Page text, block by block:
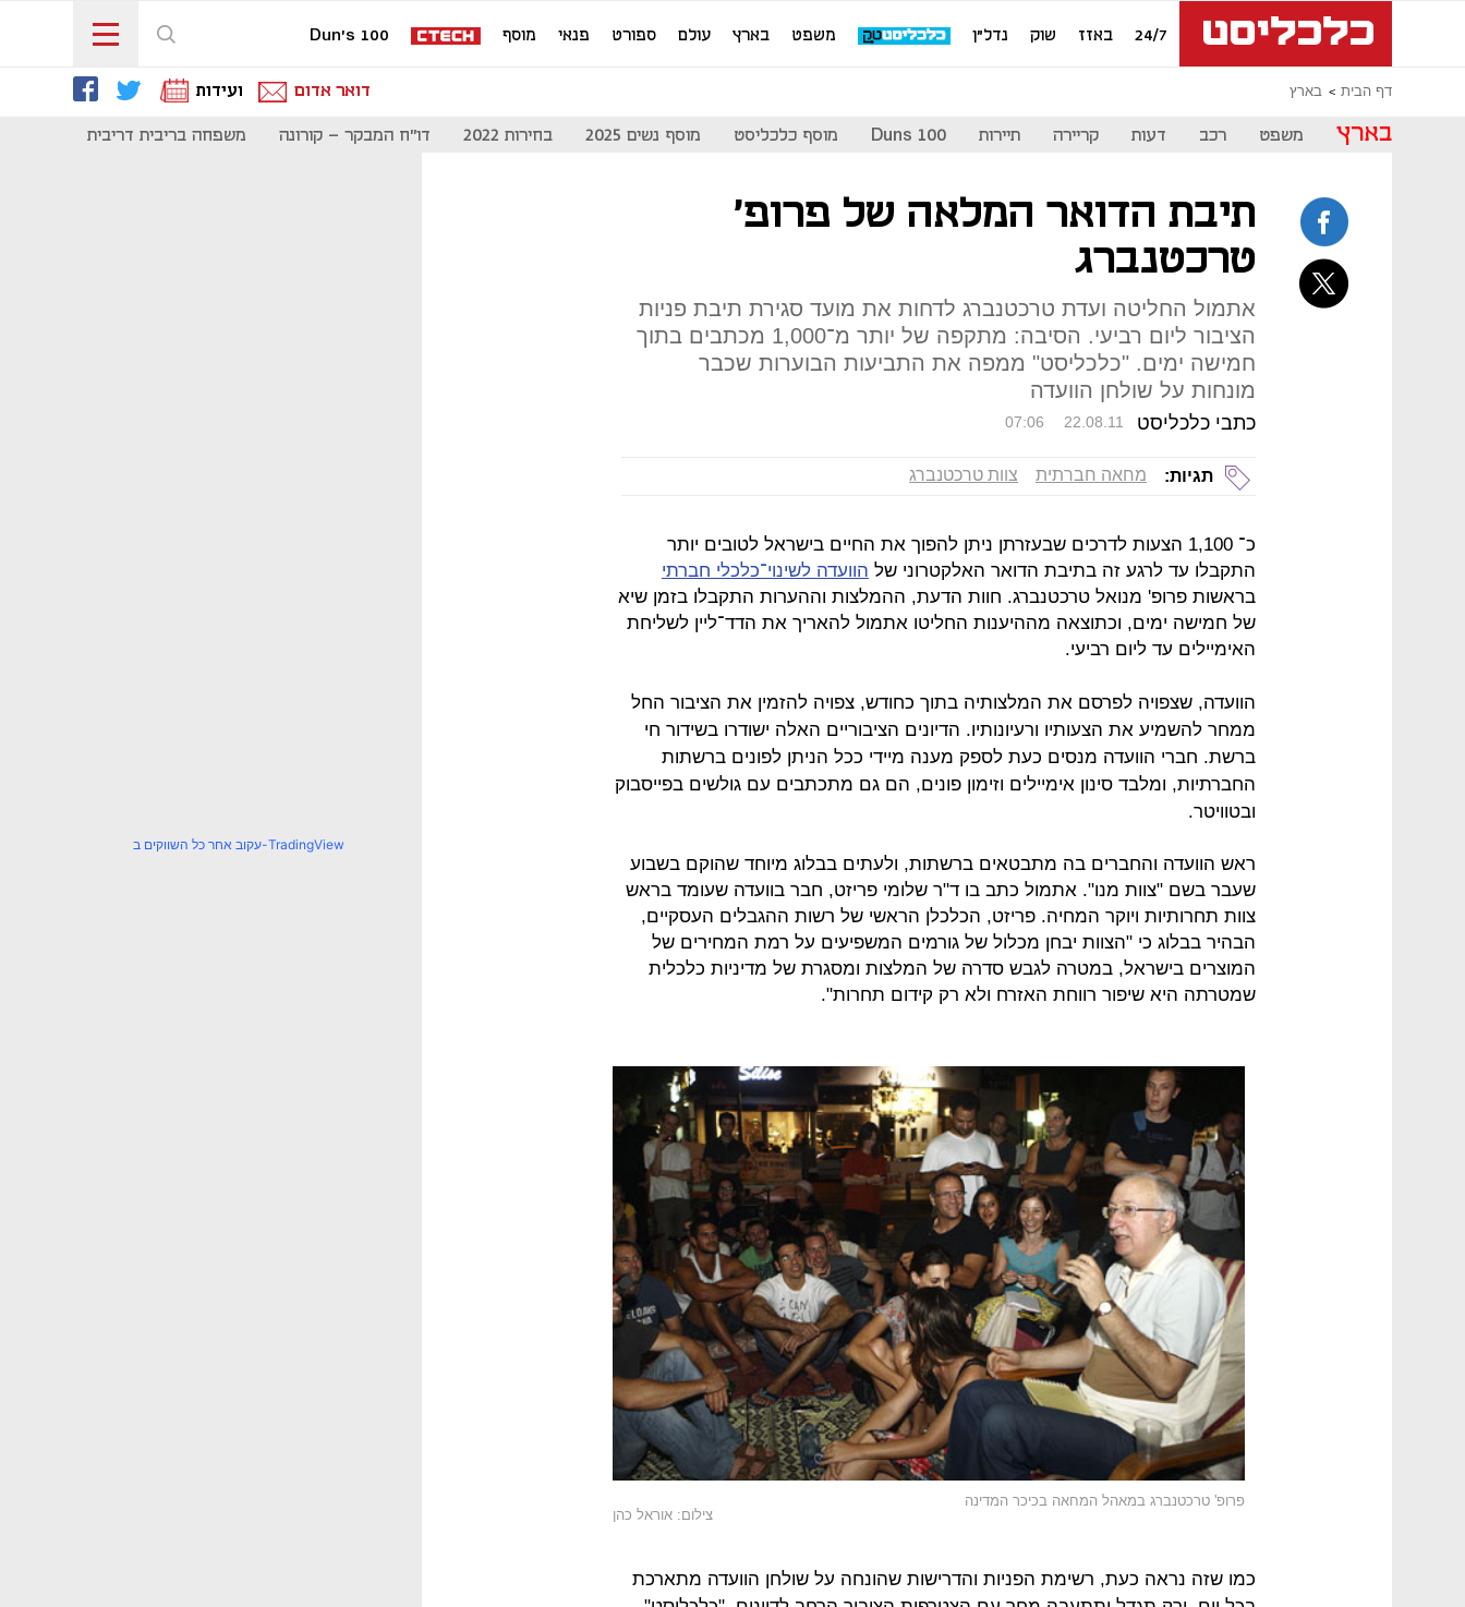
24/7 באזז שוק נדל"ן משפט בארץ עולם ספורט פנאי מוסף Dun's 100
דף הבית בארץ דואר אדום ועידות
בארץ משפט רכב דעות קריירה תיירות Duns 100 מוסף כלכליסט מוסף נשים 2025 בחירות 2022 דו"ח המבקר - קורונה משפחה בריבית דריבית
תיבת הדואר המלאה של פרופ'
טרכטנברג
אתמול החליטה ועדת טרכטנברג לדחות את מועד סגירת תיבת פניות
הציבור ליום רביעי. הסיבה: מתקפה של יותר מ־1,000 מכתבים בתוך
חמישה ימים. "כלכליסט" ממפה את התביעות הבוערות שכבר
מונחות על שולחן הוועדה
כתבי כלכליסט 07:06 22.08.11
תגיות: מחאה חברתית צוות טרכטנברג
כ־ 1,100 הצעות לדרכים שבעזרתן ניתן להפוך את החיים בישראל לטובים יותר
התקבלו עד לרגע זה בתיבת הדואר האלקטרוני של הוועדה לשינוי־כלכלי חברתי
בראשות פרופ' מנואל טרכטנברג. חוות הדעת, ההמלצות וההערות התקבלו בזמן שיא
של חמישה ימים, וכתוצאה מההיענות החליטו אתמול להאריך את הדד־ליין לשליחת
האימיילים עד ליום רביעי.
הוועדה, שצפויה לפרסם את המלצותיה בתוך כחודש, צפויה להזמין את הציבור החל
ממחר להשמיע את הצעותיו ורעיונותיו. הדיונים הציבוריים האלה ישודרו בשידור חי
ברשת. חברי הוועדה מנסים כעת לספק מענה מיידי ככל הניתן לפונים ברשתות
החברתיות, ומלבד סינון אימיילים וזימון פונים, הם גם מתכתבים עם גולשים בפייסבוק
ובטוויטר.
ראש הוועדה והחברים בה מתבטאים ברשתות, ולעתים בבלוג מיוחד שהוקם בשבוע
שעבר בשם "צוות מנו". אתמול כתב בו ד"ר שלומי פריזט, חבר בוועדה שעומד בראש
צוות תחרותיות ויוקר המחיה. פריזט, הכלכלן הראשי של רשות ההגבלים העסקיים,
הבהיר בבלוג כי "הצוות יבחן מכלול של גורמים המשפיעים על רמת המחירים של
המוצרים בישראל, במטרה לגבש סדרה של המלצות ומסגרת של מדיניות כלכלית
שמטרתה היא שיפור רווחת האזרח ולא רק קידום תחרות".
פרופ' טרכטנברג במאהל המחאה בכיכר המדינה
צילום: אוראל כהן
כמו שזה נראה כעת, רשימת הפניות והדרישות שהונחה על שולחן הוועדה מתארכת
עקוב אחר כל השווקים ב-TradingView